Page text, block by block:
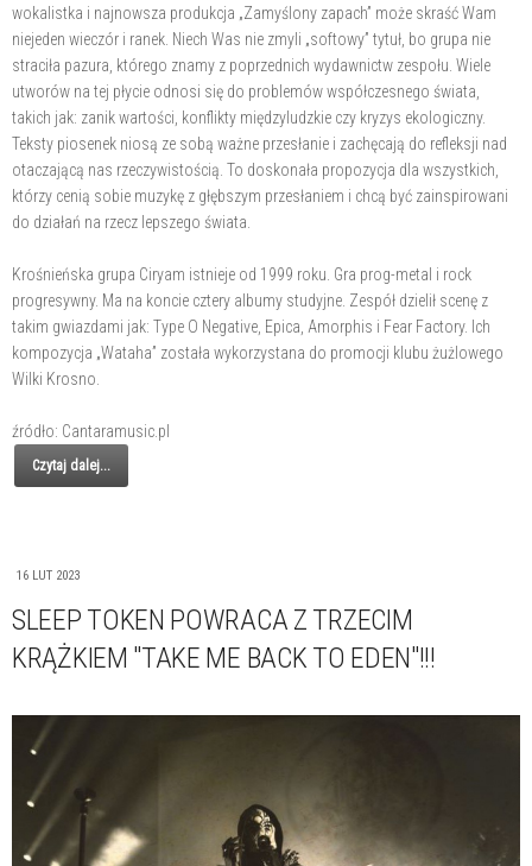
wokalistka i najnowsza produkcja „Zamyślony zapach” może skraść Wam
niejeden wieczór i ranek. Niech Was nie zmyli „softowy” tytuł, bo grupa nie
straciła pazura, którego znamy z poprzednich wydawnictw zespołu. Wiele
utworów na tej płycie odnosi się do problemów współczesnego świata,
takich jak: zanik wartości, konflikty międzyludzkie czy kryzys ekologiczny.
Teksty piosenek niosą ze sobą ważne przesłanie i zachęcają do refleksji nad
otaczającą nas rzeczywistością. To doskonała propozycja dla wszystkich,
którzy cenią sobie muzykę z głębszym przesłaniem i chcą być zainspirowani
do działań na rzecz lepszego świata.
Krośnieńska grupa Ciryam istnieje od 1999 roku. Gra prog-metal i rock
progresywny. Ma na koncie cztery albumy studyjne. Zespół dzielił scenę z
takim gwiazdami jak: Type O Negative, Epica, Amorphis i Fear Factory. Ich
kompozycja „Wataha” została wykorzystana do promocji klubu żużlowego
Wilki Krosno.
źródło: Cantaramusic.pl
Czytaj dalej...
16 LUT 2023
SLEEP TOKEN POWRACA Z TRZECIM
KRĄŻKIEM "TAKE ME BACK TO EDEN"!!!